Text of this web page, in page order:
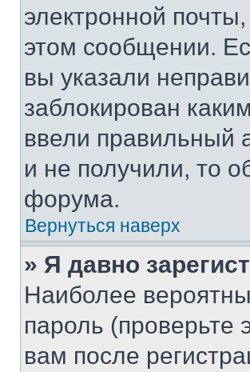
электронной
этом сообщении.
вы указали
заблокирован
ввели правильный
и не получили, то
форума.
Вернуться наверх
» Я давно
Наиболее
пароль (проверьте
вам после